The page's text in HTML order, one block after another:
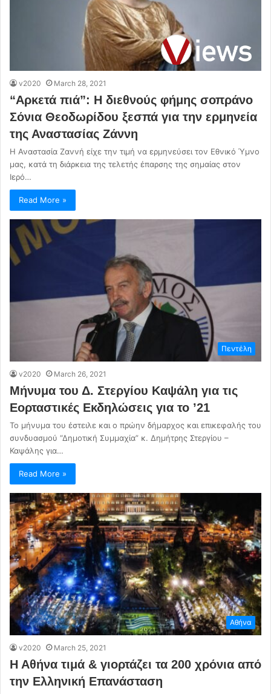
v2020 March 28, 2021
“Αρκετά πιά”: Η διεθνούς φήμης σοπράνο
Σόνια Θεοδωρίδου ξεσπά για την ερμηνεία
της Αναστασίας Ζάννη
Η Αναστασία Ζαννή είχε την τιμή να ερμηνεύσει τον Εθνικό Ύμνο
μας, κατά τη διάρκεια της τελετής έπαρσης της σημαίας στον
Ιερό…
Read More »
Πεντέλη
v2020 March 26, 2021
Μήνυμα του Δ. Στεργίου Καψάλη για τις
Εορταστικές Εκδηλώσεις για το ’21
Το μήνυμα του έστειλε και ο πρώην δήμαρχος και επικεφαλής του
συνδυασμού “Δημοτική Συμμαχία” κ. Δημήτρης Στεργίου –
Καψάλης για…
Read More »
Αθήνα
v2020 March 25, 2021
Η Αθήνα τιμά & γιορτάζει τα 200 χρόνια από
την Ελληνική Επανάσταση